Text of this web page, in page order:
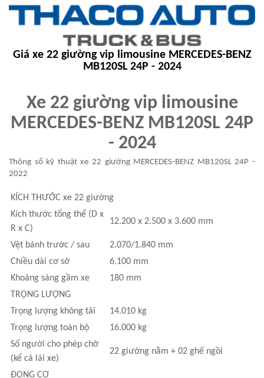
Giá xe 22 giường vip limousine MERCEDES-BENZ
MB120SL 24P - 2024
Xe 22 giường vip limousine
MERCEDES-BENZ MB120SL 24P
- 2024
Thông số kỹ thuật xe 22 giường MERCEDES-BENZ MB120SL 24P -
2022
KÍCH THƯỚC xe 22 giường
Kích thước tổng thể (D x
R x C)
12.200 x 2.500 x 3.600 mm
Vệt bánh trước / sau
2.070/1.840 mm
Chiều dài cơ sở
6.100 mm
Khoảng sáng gầm xe
180 mm
TRỌNG LƯỢNG
Trọng lượng không tải
14.010 kg
Trọng lượng toàn bộ
16.000 kg
Số người cho phép chở
(kể cả lái xe)
22 giường nằm + 02 ghế ngồi
ĐỘNG CƠ